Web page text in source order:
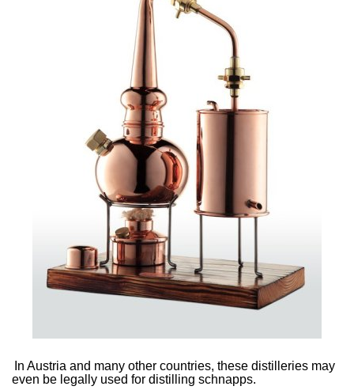
In Austria and many other countries, these distilleries may
even be legally used for distilling schnapps.